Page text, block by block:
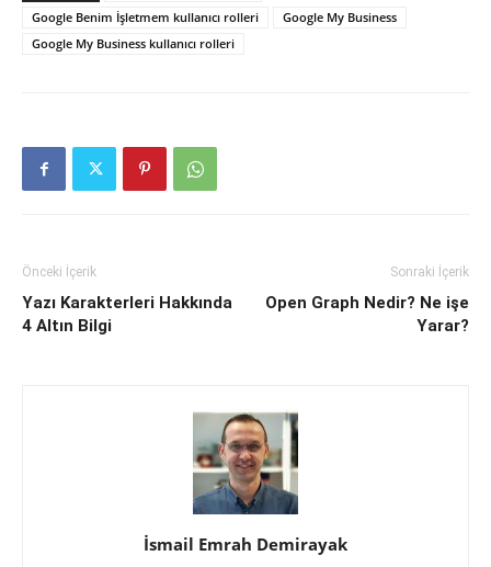
Google Benim İşletmem kullanıcı rolleri
Google My Business
Google My Business kullanıcı rolleri
Önceki İçerik
Yazı Karakterleri Hakkında
4 Altın Bilgi
Sonraki İçerik
Open Graph Nedir? Ne işe
Yarar?
İsmail Emrah Demirayak